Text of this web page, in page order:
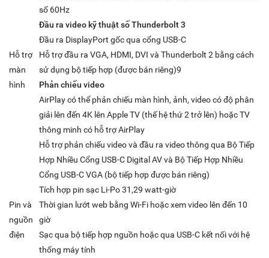
Hỗ trợ
màn
hình
số 60Hz
Đầu ra video kỹ thuật số Thunderbolt 3
Đầu ra DisplayPort gốc qua cổng USB-C
Hỗ trợ đầu ra VGA, HDMI, DVI và Thunderbolt 2 bằng cách
sử dụng bộ tiếp hợp (được bán riêng)9
Phản chiếu video
AirPlay có thể phản chiếu màn hình, ảnh, video có độ phân
giải lên đến 4K lên Apple TV (thế hệ thứ 2 trở lên) hoặc TV
thông minh có hỗ trợ AirPlay
Hỗ trợ phản chiếu video và đầu ra video thông qua Bộ Tiếp
Hợp Nhiều Cổng USB-C Digital AV và Bộ Tiếp Hợp Nhiều
Cổng USB-C VGA (bộ tiếp hợp được bán riêng)
Pin và
nguồn
điện
Tích hợp pin sạc Li-Po 31,29 watt-giờ
Thời gian lướt web bằng Wi-Fi hoặc xem video lên đến 10
giờ
Sạc qua bộ tiếp hợp nguồn hoặc qua USB-C kết nối với hệ
thống máy tính